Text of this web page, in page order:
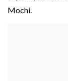
Mochi.